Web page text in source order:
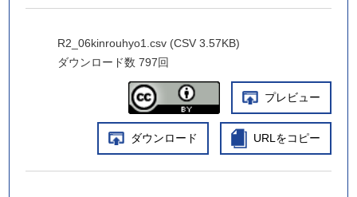
R2_06kinrouhyo1.csv (CSV 3.57KB)
ダウンロード数 797回
プレビュー
ダウンロード URLをコピー